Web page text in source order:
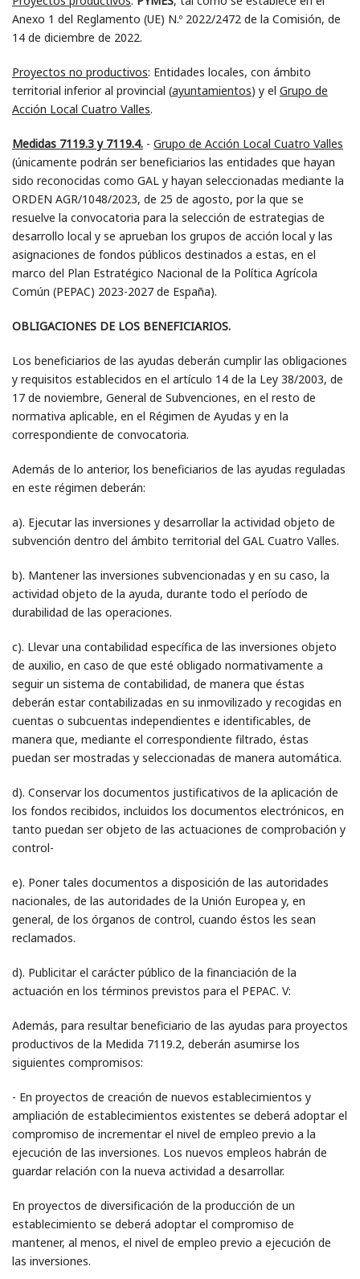
Anexo 1 del Reglamento (UE) N.º 2022/2472 de la Comisión, de
14 de diciembre de 2022.
Proyectos no productivos: Entidades locales, con ámbito
territorial inferior al provincial (ayuntamientos) y el Grupo de
Acción Local Cuatro Valles.
Medidas 7119.3 y 7119.4. - Grupo de Acción Local Cuatro Valles
(únicamente podrán ser beneficiarios las entidades que hayan
sido reconocidas como GAL y hayan seleccionadas mediante la
ORDEN AGR/1048/2023, de 25 de agosto, por la que se
resuelve la convocatoria para la selección de estrategias de
desarrollo local y se aprueban los grupos de acción local y las
asignaciones de fondos públicos destinados a estas, en el
marco del Plan Estratégico Nacional de la Política Agrícola
Común (PEPAC) 2023-2027 de España).
OBLIGACIONES DE LOS BENEFICIARIOS.
Los beneficiarios de las ayudas deberán cumplir las obligaciones
y requisitos establecidos en el artículo 14 de la Ley 38/2003, de
17 de noviembre, General de Subvenciones, en el resto de
normativa aplicable, en el Régimen de Ayudas y en la
correspondiente de convocatoria.
Además de lo anterior, los beneficiarios de las ayudas reguladas
en este régimen deberán:
a). Ejecutar las inversiones y desarrollar la actividad objeto de
subvención dentro del ámbito territorial del GAL Cuatro Valles.
b). Mantener las inversiones subvencionadas y en su caso, la
actividad objeto de la ayuda, durante todo el período de
durabilidad de las operaciones.
c). Llevar una contabilidad específica de las inversiones objeto
de auxilio, en caso de que esté obligado normativamente a
seguir un sistema de contabilidad, de manera que éstas
deberán estar contabilizadas en su inmovilizado y recogidas en
cuentas o subcuentas independientes e identificables, de
manera que, mediante el correspondiente filtrado, éstas
puedan ser mostradas y seleccionadas de manera automática.
d). Conservar los documentos justificativos de la aplicación de
los fondos recibidos, incluidos los documentos electrónicos, en
tanto puedan ser objeto de las actuaciones de comprobación y
control-
e). Poner tales documentos a disposición de las autoridades
nacionales, de las autoridades de la Unión Europea y, en
general, de los órganos de control, cuando éstos les sean
reclamados.
d). Publicitar el carácter público de la financiación de la
actuación en los términos previstos para el PEPAC. V:
Además, para resultar beneficiario de las ayudas para proyectos
productivos de la Medida 7119.2, deberán asumirse los
siguientes compromisos:
- En proyectos de creación de nuevos establecimientos y
ampliación de establecimientos existentes se deberá adoptar el
compromiso de incrementar el nivel de empleo previo a la
ejecución de las inversiones. Los nuevos empleos habrán de
guardar relación con la nueva actividad a desarrollar.
En proyectos de diversificación de la producción de un
establecimiento se deberá adoptar el compromiso de
mantener, al menos, el nivel de empleo previo a ejecución de
las inversiones.